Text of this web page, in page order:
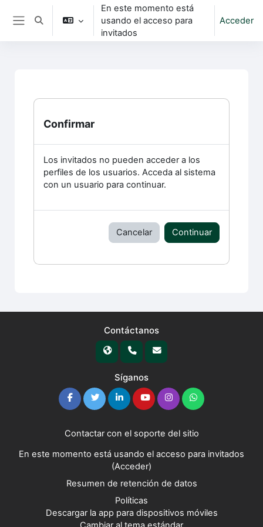
Salta al contenido principal
Selector de búsqueda de entrada
En este momento está
usando el acceso para
invitados
Acceder
Confirmar
Los invitados no pueden acceder a los
perfiles de los usuarios. Acceda al sistema
con un usuario para continuar.
Cancelar Continuar
Contáctanos
Síganos
Contactar con el soporte del sitio
En este momento está usando el acceso para invitados
(Acceder)
Resumen de retención de datos
Políticas
Descargar la app para dispositivos móviles